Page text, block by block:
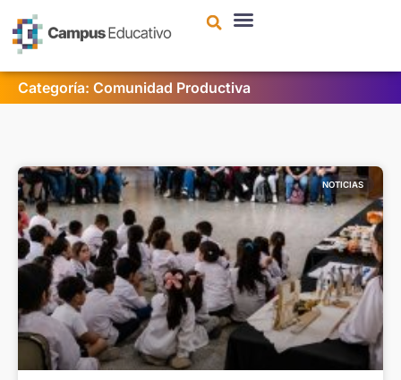
Categoría: Comunidad Productiva
NOTICIAS